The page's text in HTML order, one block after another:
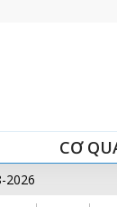
CƠ
2026